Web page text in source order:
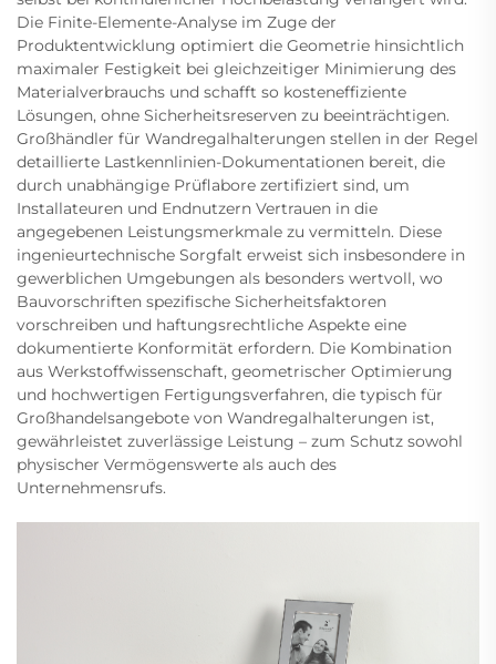
Die Finite-Elemente-Analyse im Zuge der
Produktentwicklung optimiert die Geometrie hinsichtlich
maximaler Festigkeit bei gleichzeitiger Minimierung des
Materialverbrauchs und schafft so kosteneffiziente
Lösungen, ohne Sicherheitsreserven zu beeinträchtigen.
Großhändler für Wandregalhalterungen stellen in der Regel
detaillierte Lastkennlinien-Dokumentationen bereit, die
durch unabhängige Prüflabore zertifiziert sind, um
Installateuren und Endnutzern Vertrauen in die
angegebenen Leistungsmerkmale zu vermitteln. Diese
ingenieurtechnische Sorgfalt erweist sich insbesondere in
gewerblichen Umgebungen als besonders wertvoll, wo
Bauvorschriften spezifische Sicherheitsfaktoren
vorschreiben und haftungsrechtliche Aspekte eine
dokumentierte Konformität erfordern. Die Kombination
aus Werkstoffwissenschaft, geometrischer Optimierung
und hochwertigen Fertigungsverfahren, die typisch für
Großhandelsangebote von Wandregalhalterungen ist,
gewährleistet zuverlässige Leistung – zum Schutz sowohl
physischer Vermögenswerte als auch des
Unternehmensrufs.